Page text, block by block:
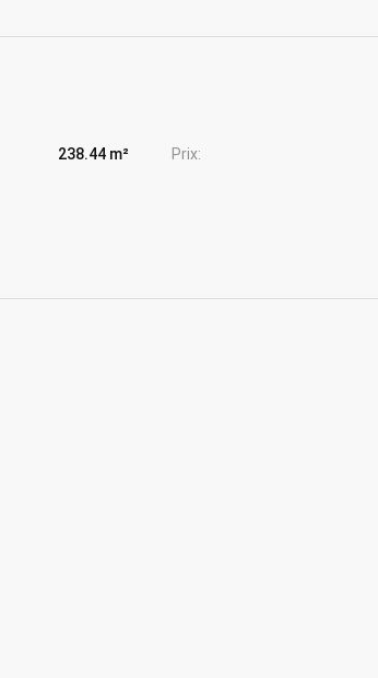
238.44 m² Prix: